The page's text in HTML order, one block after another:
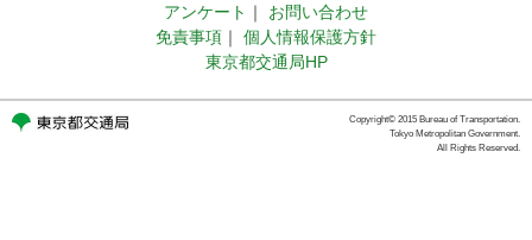
アンケート ｜
お問い合わせ
免責事項 ｜
個人情報保護方針
東京都交通局HP
Copyright© 2015 Bureau of Transportation.
Tokyo Metropolitan Government.
All Rights Reserved.